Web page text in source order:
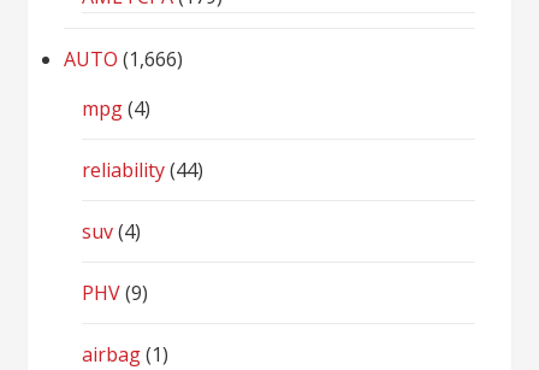
AUTO (1,666)
mpg(4)
reliability(44)
suv(4)
PHV(9)
airbag(1)